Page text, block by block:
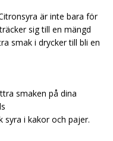
är inte bara för
sig till en mängd
smak i drycker till bli en
smaken på dina
syra i kakor och pajer.